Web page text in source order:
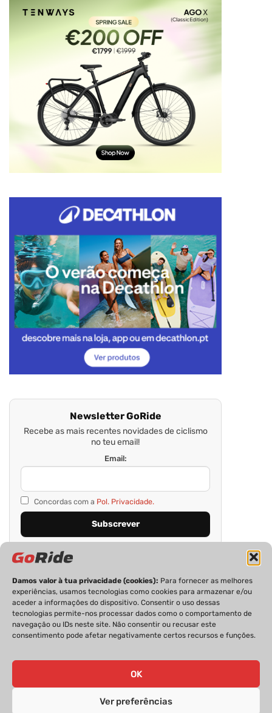
Damos valor à tua privacidade (cookies): Para fornecer as melhores
experiências, usamos tecnologias como cookies para armazenar e/ou
aceder a informações do dispositivo. Consentir o uso dessas
tecnologias permite-nos processar dados como o comportamento de
navegação ou IDs neste site. Não consentir ou recusar este
consentimento pode afetar negativamente certos recursos e funções.
OK
Ver preferências
Newsletter GoRide
Recebe as mais recentes novidades de ciclismo
no teu email!
Email:
Concordas com a Pol. Privacidade.
PRIVACIDADE FICHA TÉCNICA
ESTATUTO EDITORIAL